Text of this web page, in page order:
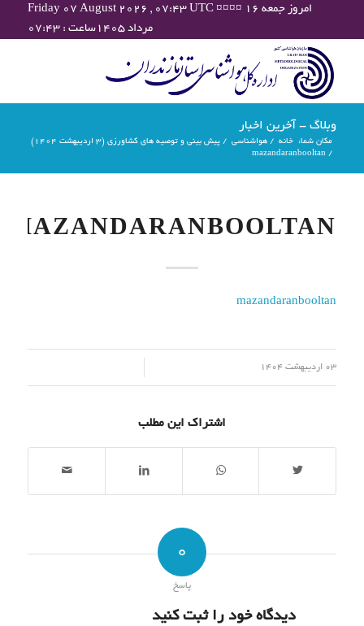
Friday 07 August 2026 , 07:43 UTC ¤¤¤¤ امروز جمعه ۱۶
مرداد ۱۴۰۵ساعت : ۰۷:۴۳
وبلاگ - آخرین اخبار
مکان شما: خانه / هواشناسی / پیش بینی و توصیه های کشاورزی (3 اردیبهشت ۱۴۰۴)
/
mazandaranbooltan
MAZANDARANBOOLTAN
mazandaranbooltan
03 اردیبهشت 1404
اشتراک این مطلب
0
پاسخ
دیدگاه خود را ثبت کنید